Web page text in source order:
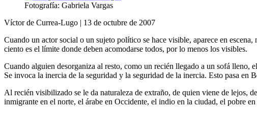
Fotografía: Gabriela Vargas
Víctor de Currea-Lugo | 13 de octubre de 2007
Cuando un actor social o un sujeto político se hace visible, aparece en
ciento es el límite donde deben acomodarse todos, por lo menos los visibles.
Cuando alguien desorganiza al resto, como un recién llegado a un sofá lleno,
Se invoca la inercia de la seguridad y la seguridad de la inercia. Esto pasa
Al recién visibilizado se le da naturaleza de extraño, de quien viene de lejos,
inmigrante en el norte, el árabe en Occidente, el indio en la ciudad, el pobre en